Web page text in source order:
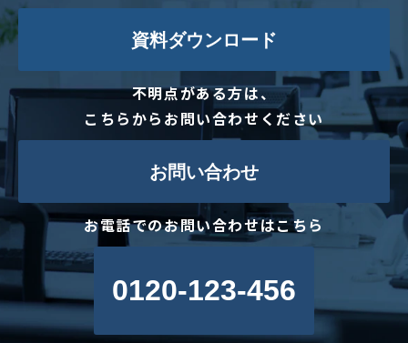
資料ダウンロード
不明点がある方は、
こちらからお問い合わせください
お問い合わせ
お電話でのお問い合わせはこちら
0120-123-456